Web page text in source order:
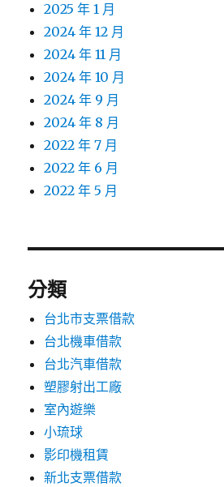
2025 年 1 月
2024 年 12 月
2024 年 11 月
2024 年 10 月
2024 年 9 月
2024 年 8 月
2022 年 7 月
2022 年 6 月
2022 年 5 月
分類
台北市支票借款
台北機車借款
台北汽車借款
塑膠射出工廠
室內遊樂
小琉球
影印機租賃
新北支票借款